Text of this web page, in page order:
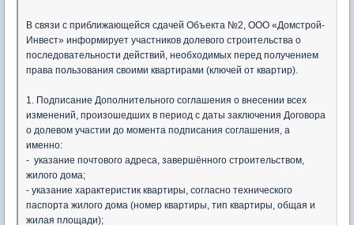
В связи с приближающейся сдачей Объекта №2, ООО «Домстрой-
Инвест» информирует участников долевого строительства о
последовательности действий, необходимых перед получением
права пользования своими квартирами (ключей от квартир).
1. Подписание Дополнительного соглашения о внесении всех
изменений, произошедших в период с даты заключения Договора
о долевом участии до момента подписания соглашения, а
именно:
- указание почтового адреса, завершённого строительством,
жилого дома;
- указание характеристик квартиры, согласно технического
паспорта жилого дома (номер квартиры, тип квартиры, общая и
жилая площади);